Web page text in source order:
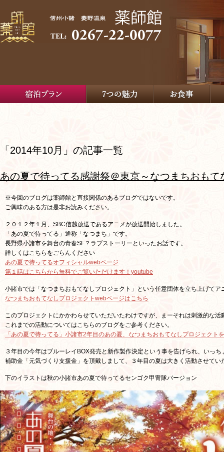
「2014年10月」の記事一覧
あの夏で待ってる感謝祭＠東京～なつまちおも
※今回のブログは薬師館と直接関係のあるブログではないです。
ご興味のある方は是非お読みください。
２０１２年１月、SBC信越放送であるアニメが放送開始しました。
「あの夏で待ってる」通称「なつまち」です。
長野県小諸市を舞台の青春SF？ラブストーリーといったお話です。
詳しくはこちらをごらんください
あの夏で待ってるオフィシャルwebページ
第１話はこちらから無料でご覧いただけます！youtube
小諸市では「なつまちおもてなしプロジェクト」という任意団体を立ち上げて
なつまちおもてなしプロジェクトwebページはこちら
このプロジェクトにかかわらせていただいたわけですが、まーそれは刺激的な活
これまでの活動についてはこちらのブログをご参考ください。
「あの夏で待ってる」小諸市2年目のあの夏、なつまちおもてなしプロジェクト
３年目の今年はブルーレイBOX発売と新作製作決定という事を告げられ、いっ
補助金「元気づくり支援金」を頂戴しまして、３年目の夏は大きく活動させてい
下のイラストは秋の小諸市あの夏で待ってるセンゴク甲冑隊バージョン